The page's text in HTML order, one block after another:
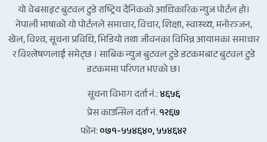
यो वेबसाइट बुटवल टुडे राष्ट्रिय दैनिकको आधिकारिक न्युज पोर्टल हो।
नेपाली भाषाको यो पोर्टलले समाचार, विचार, शिक्षा, स्वास्थ्य, मनोरञ्जन,
खेल, विश्व, सूचना प्रविधि, भिडियो तथा जीवनका विभिन्न आयामका समाचार
र विश्लेषणलाई समेट्छ । साबिक न्युज बुटवल टुडे डटकमबाट बुटवल टुडे
डटकममा परिणत भएको छ।
सूचना विभाग दर्ता नं.:४६५६
प्रेस काउन्सिल दर्ता नं.१२६७
फोन:०७१-५५४६४०, ५५४६४२